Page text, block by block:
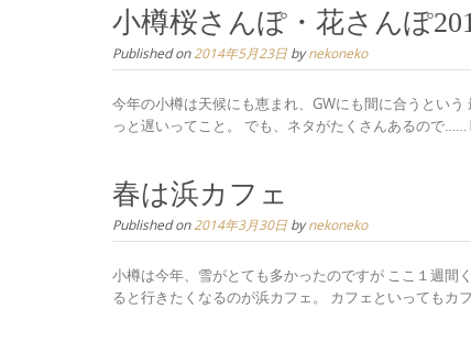
小樽桜さんぽ・花さんぽ
Published on2014年5月23日 bynekoneko
今年の小樽は天候にも恵まれ、GWにも間に合うとい
っと遅いってこと。 でも、ネタがたくさんあるので
春は浜カフェ
Published on2014年3月30日 bynekoneko
小樽は今年、雪がとても多かったのですが ここ１週間
ると行きたくなるのが浜カフェ。 カフェといってもカ